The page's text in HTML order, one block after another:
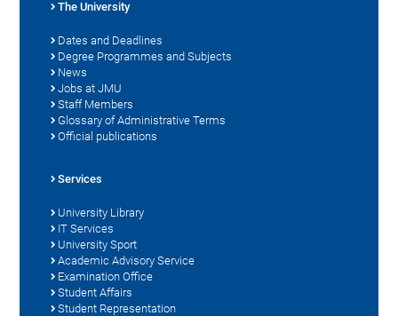
The University
Dates and Deadlines
Degree Programmes and Subjects
News
Jobs at JMU
Staff Members
Glossary of Administrative Terms
Official publications
Services
University Library
IT Services
University Sport
Academic Advisory Service
Examination Office
Student Affairs
Student Representation